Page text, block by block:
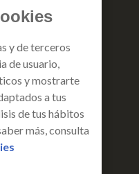
conexión
velocidad hasta 10
1 Gb/s, ahora
10 Gb/s.
y de terceros
de usuario,
y mostrarte
a tus
de tus hábitos
más, consulta